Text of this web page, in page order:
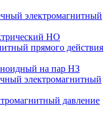
электромагнитный
НО
прямого действия
на пар НЗ
электромагнитный
давление